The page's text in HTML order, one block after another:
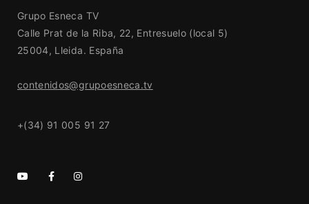
Grupo Esneca TV
Calle Prat de la Riba, 22, Entresuelo (local 5)
25004, Lleida. España
contenidos@grupoesneca.tv
+(34) 91 005 91 27